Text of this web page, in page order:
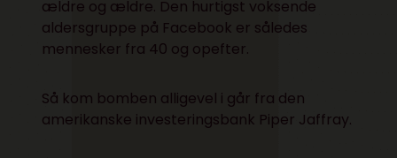
ældre og ældre. Den hurtigst voksende
aldersgruppe på Facebook er således
mennesker fra 40 og opefter.
Så kom bomben alligevel i går fra den
amerikanske investeringsbank Piper Jaffray.